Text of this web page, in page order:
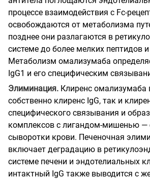
процессе взаимодействия с Fc-
освобождаются от метаболизма
позднее они разлагаются в
системе до более мелких пептидов
Метаболизм омализумаба
IgG1 и его специфическим
Элиминация. Клиренс омализумаба
собственно клиренс IgG, так и
специфического связывания и
комплексов с лигандом-мишенью —
сыворотки крови. Печеночная
включает деградацию в
системе печени и эндотелиальных
интактный IgG также выводится с